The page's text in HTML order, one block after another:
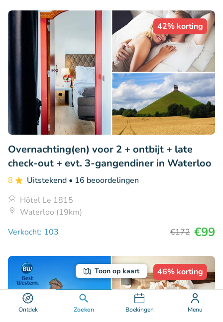
Ontdek Zoeken Boekingen Menu
Toon op kaart
42% korting
Overnachting(en) voor 2 + ontbijt + late
check-out + evt. 3-gangendiner in Waterloo
8 Uitstekend • 16 beoordelingen
Hôtel Le 1815
Waterloo (19km)
Verkocht: 103
€172 €99
46% korting